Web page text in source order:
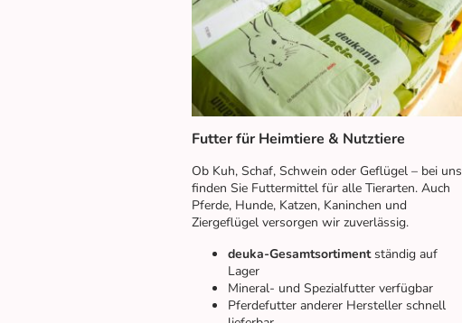
Futter für Heimtiere & Nutztiere
Ob Kuh, Schaf, Schwein oder Geflügel – bei uns
finden Sie Futtermittel für alle Tierarten. Auch
Pferde, Hunde, Katzen, Kaninchen und
Ziergeflügel versorgen wir zuverlässig.
deuka-Gesamtsortimentständig auf
Lager
Mineral- und Spezialfutter verfügbar
Pferdefutter anderer Hersteller schnell